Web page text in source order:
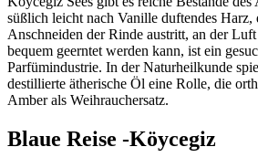
süßlich leicht nach Vanille duftendes Harz,
Anschneiden der Rinde austritt, an der
bequem geerntet werden kann, ist ein
Parfümindustrie. In der Naturheilkunde
destillierte ätherische Öl eine Rolle, die
Amber als Weihrauchersatz.
Blaue Reise -Köycegiz